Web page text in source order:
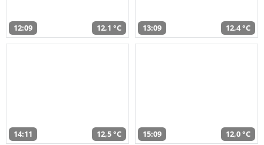
12:09 12,1 °C 13:09 12,4 °C
14:11 12,5 °C 15:09 12,0 °C